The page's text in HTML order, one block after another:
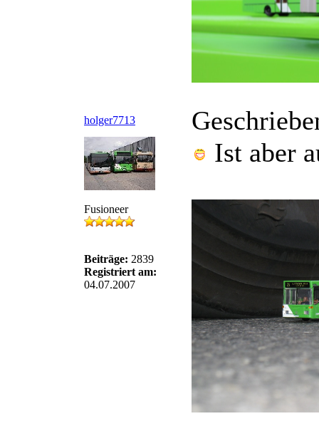
holger7713
Fusioneer
Beiträge: 2839
Registriert am:
04.07.2007
Ist aber